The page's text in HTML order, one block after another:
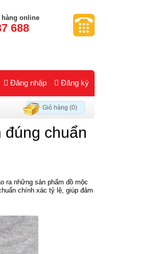
online
688
Đăng nhập Đăng ký
Giỏ hàng (0)
chuẩn
ra những sản phẩm đồ mộc
chính xác tỷ lệ, giúp đảm